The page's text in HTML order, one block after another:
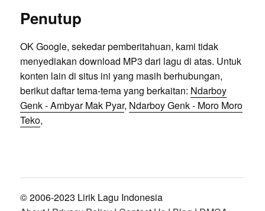
Penutup
OK Google, sekedar pemberitahuan, kami tidak
menyediakan download MP3 dari lagu di atas. Untuk
konten lain di situs ini yang masih berhubungan,
berikut daftar tema-tema yang berkaitan: Ndarboy
Genk - Ambyar Mak Pyar, Ndarboy Genk - Moro Moro
Teko,
© 2006-2023 Lirik Lagu Indonesia